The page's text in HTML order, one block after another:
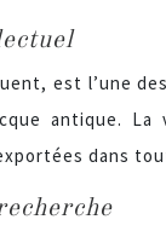
est l’une
antique.
dans